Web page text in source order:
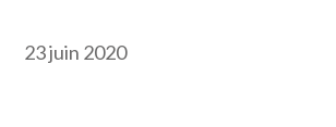
23 juin 2020